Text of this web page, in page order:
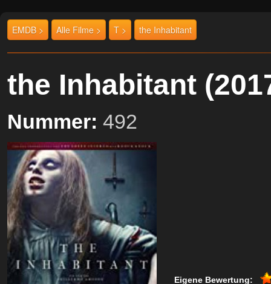
EMDB > Alle Filme > T > the Inhabitant
the Inhabitant
Nummer: 492
Eigene Bewertung: